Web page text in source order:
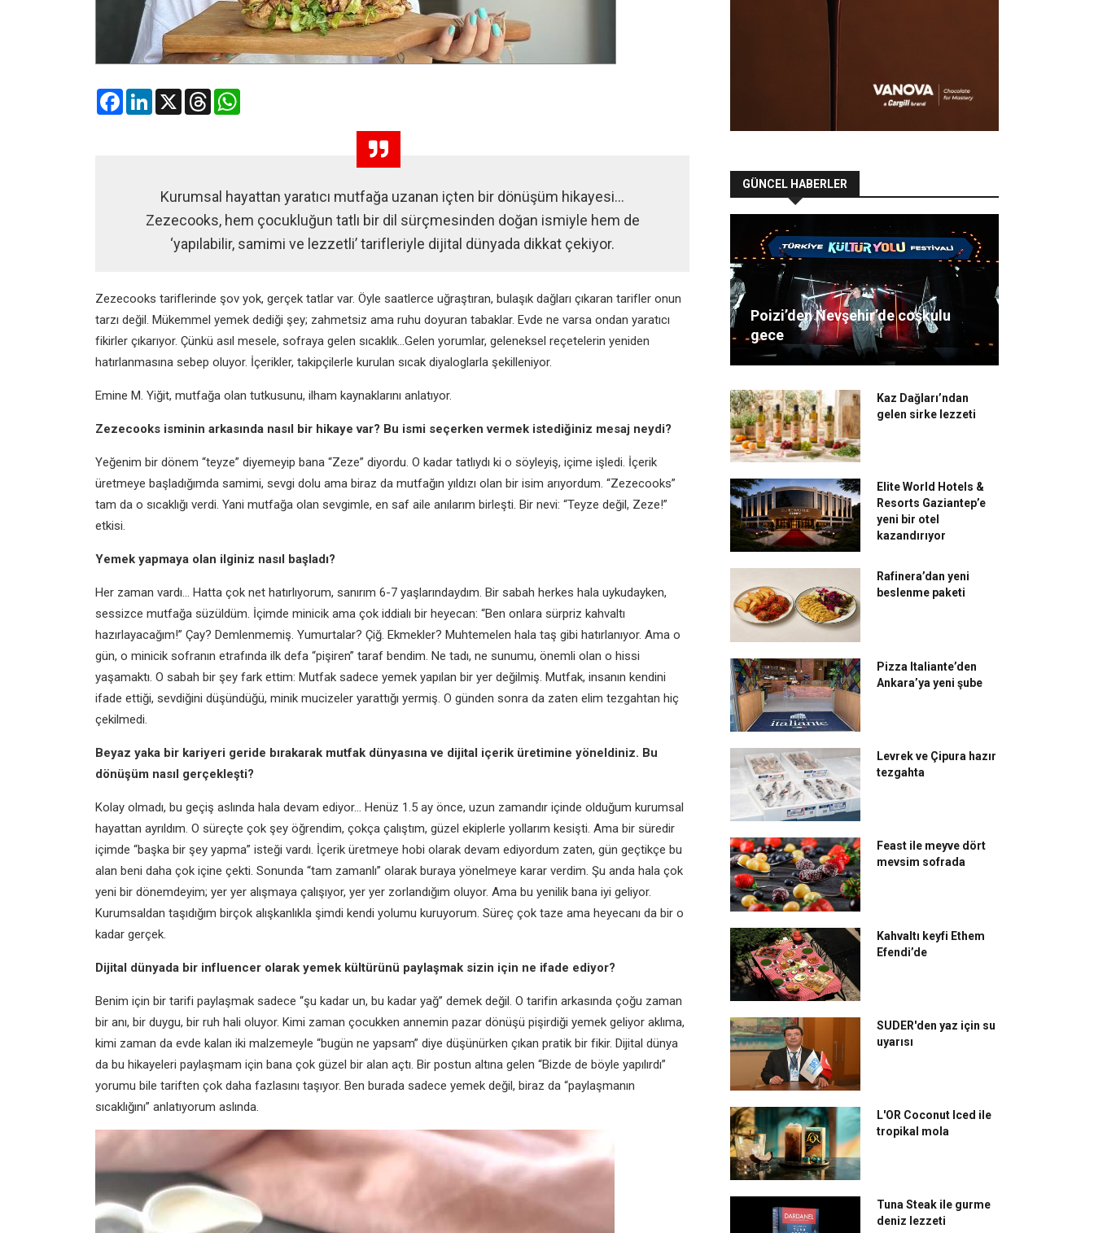
FacebookLinkedIn
X Threads
Kurumsal hayattan yaratıcı mutfağa uzanan içten bir dönüşüm hikayesi…
Zezecooks, hem çocukluğun tatlı bir dil sürçmesinden doğan ismiyle hem de
‘yapılabilir, samimi ve lezzetli’ tarifleriyle dijital dünyada dikkat çekiyor.
Zezecooks tariflerinde şov yok, gerçek tatlar var. Öyle saatlerce uğraştıran, bulaşık dağları çıkaran tarifler onun
tarzı değil. Mükemmel yemek dediği şey; zahmetsiz ama ruhu doyuran tabaklar. Evde ne varsa ondan yaratıcı
fikirler çıkarıyor. Çünkü asıl mesele, sofraya gelen sıcaklık...Gelen yorumlar, geleneksel reçetelerin yeniden
hatırlanmasına sebep oluyor. İçerikler, takipçilerle kurulan sıcak diyaloglarla şekilleniyor.
Emine M. Yiğit, mutfağa olan tutkusunu, ilham kaynaklarını anlatıyor.
Zezecooks isminin arkasında nasıl bir hikaye var? Bu ismi seçerken vermek istediğiniz mesaj neydi?
Yeğenim bir dönem “teyze” diyemeyip bana “Zeze” diyordu. O kadar tatlıydı ki o söyleyiş, içime işledi. İçerik
üretmeye başladığımda samimi, sevgi dolu ama biraz da mutfağın yıldızı olan bir isim arıyordum. “Zezecooks”
tam da o sıcaklığı verdi. Yani mutfağa olan sevgimle, en saf aile anılarım birleşti. Bir nevi: “Teyze değil, Zeze!”
etkisi.
Yemek yapmaya olan ilginiz nasıl başladı?
Her zaman vardı… Hatta çok net hatırlıyorum, sanırım 6-7 yaşlarındaydım. Bir sabah herkes hala uykudayken,
sessizce mutfağa süzüldüm. İçimde minicik ama çok iddialı bir heyecan: “Ben onlara sürpriz kahvaltı
hazırlayacağım!” Çay? Demlenmemiş. Yumurtalar? Çiğ. Ekmekler? Muhtemelen hala taş gibi hatırlanıyor. Ama o
gün, o minicik sofranın etrafında ilk defa “pişiren” taraf bendim. Ne tadı, ne sunumu, önemli olan o hissi
yaşamaktı. O sabah bir şey fark ettim: Mutfak sadece yemek yapılan bir yer değilmiş. Mutfak, insanın kendini
ifade ettiği, sevdiğini düşündüğü, minik mucizeler yarattığı yermiş. O günden sonra da zaten elim tezgahtan hiç
çekilmedi.
Beyaz yaka bir kariyeri geride bırakarak mutfak dünyasına ve dijital içerik üretimine yöneldiniz. Bu
dönüşüm nasıl gerçekleşti?
Kolay olmadı, bu geçiş aslında hala devam ediyor… Henüz 1.5 ay önce, uzun zamandır içinde olduğum kurumsal
hayattan ayrıldım. O süreçte çok şey öğrendim, çokça çalıştım, güzel ekiplerle yollarım kesişti. Ama bir süredir
içimde “başka bir şey yapma” isteği vardı. İçerik üretmeye hobi olarak devam ediyordum zaten, gün geçtikçe bu
alan beni daha çok içine çekti. Sonunda “tam zamanlı” olarak buraya yönelmeye karar verdim. Şu anda hala çok
yeni bir dönemdeyim; yer yer alışmaya çalışıyor, yer yer zorlandığım oluyor. Ama bu yenilik bana iyi geliyor.
Kurumsaldan taşıdığım birçok alışkanlıkla şimdi kendi yolumu kuruyorum. Süreç çok taze ama heyecanı da bir o
kadar gerçek.
Dijital dünyada bir influencer olarak yemek kültürünü paylaşmak sizin için ne ifade ediyor?
Benim için bir tarifi paylaşmak sadece “şu kadar un, bu kadar yağ” demek değil. O tarifin arkasında çoğu zaman
bir anı, bir duygu, bir ruh hali oluyor. Kimi zaman çocukken annemin pazar dönüşü pişirdiği yemek geliyor aklıma,
kimi zaman da evde kalan iki malzemeyle “bugün ne yapsam” diye düşünürken çıkan pratik bir fikir. Dijital dünya
da bu hikayeleri paylaşmam için bana çok güzel bir alan açtı. Bir postun altına gelen “Bizde de böyle yapılırdı”
yorumu bile tariften çok daha fazlasını taşıyor. Ben burada sadece yemek değil, biraz da “paylaşmanın
sıcaklığını” anlatıyorum aslında.
GÜNCEL HABERLER
Poizi’den Nevşehir’de coşkulu
gece
Kaz Dağları’ndan
gelen sirke lezzeti
Elite World Hotels &
Resorts Gaziantep’e
yeni bir otel
kazandırıyor
Rafinera’dan yeni
beslenme paketi
Pizza Italiante’den
Ankara’ya yeni şube
Levrek ve Çipura hazır
tezgahta
Feast ile meyve dört
mevsim sofrada
Kahvaltı keyfi Ethem
Efendi’de
SUDER'den yaz için su
uyarısı
L'OR Coconut Iced ile
tropikal mola
Tuna Steak ile gurme
deniz lezzeti